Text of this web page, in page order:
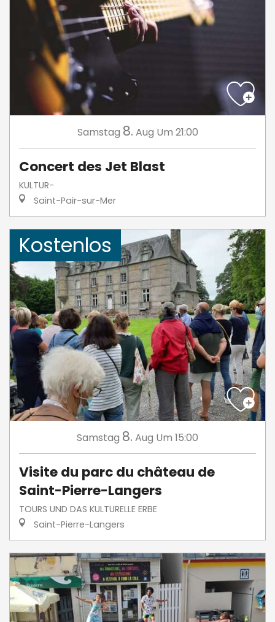
Samstag 8. Aug Um 21:00
Concert des Jet Blast
KULTUR-
Saint-Pair-sur-Mer
Kostenlos
Samstag 8. Aug Um 15:00
Visite du parc du château de
Saint-Pierre-Langers
TOURS UND DAS KULTURELLE ERBE
Saint-Pierre-Langers